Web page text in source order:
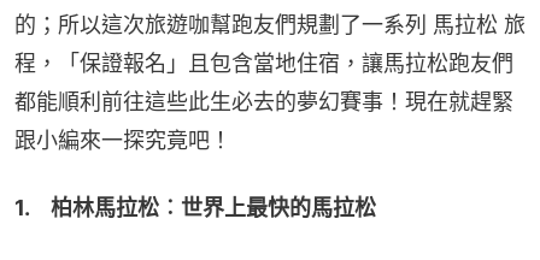
的；所以這次旅遊咖幫跑友們規劃了一系列 馬拉松 旅
程，「保證報名」且包含當地住宿，讓馬拉松跑友們
都能順利前往這些此生必去的夢幻賽事！現在就趕緊
跟小編來一探究竟吧！
1.　柏林馬拉松︰世界上最快的馬拉松